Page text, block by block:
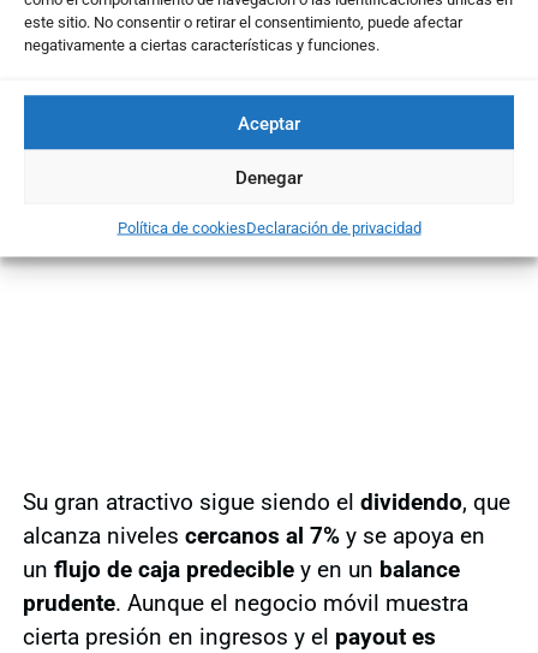
este sitio. No consentir o retirar el consentimiento, puede afectar
negativamente a ciertas características y funciones.
Aceptar
Denegar
Política de cookiesDeclaración de privacidad
Su gran atractivo sigue siendo el dividendo, que
alcanza niveles cercanos al 7%y se apoya en
un flujo de caja predecibley en un balance
prudente. Aunque el negocio móvil muestra
cierta presión en ingresos y el payout es